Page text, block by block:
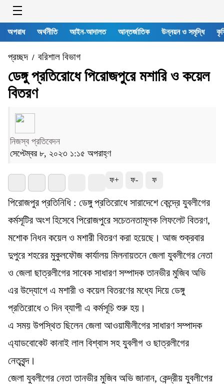
অপরাধ অর্থনীতি আইন-আদালত আন্তর্জাতিক উন্নয়ন ও সমৃদ্ধি
প্রচ্ছদ/ বরিশাল বিভাগ
ডেঙ্গু প্রতিরোধে পিরোজপুরে মশারি ও কয়েল
বিতরণ
নিজস্ব প্রতিবেদন
সেপ্টেম্বর ৮, ২০২৩ ১:১৫ অপরাহ্ণ
ফ+ ফ- ফ
পিরোজপুর প্রতিনিধি : ডেঙ্গু প্রতিরোধে সারাদেশে কেন্দ্রে যুবলীগের
কর্মসূটির অংশ হিসেবে পিরোজপুরে সচেতনতামূলক লিফলেট বিতরণ,
মশোক নিধন কয়েল ও মশারী বিতরণ করা হয়েছে। আজ শুক্রবার
দুপুরে শহরের মুকুলফৌজ কার্যালয় মিলনায়তনে জেলা যুবলীগের নেতা
ও জেলা ছাত্রলীগের সাবেক সাধারণ সম্পাদক তানভীর মুজিব অভি
এর উদ্যোগে এ মশারী ও কয়েল বিতরণের মধ্যে দিয়ে ডেঙ্গু
প্রতিরোধে ৩ দিন ব্যাপী এ কর্মসূচি শুরু হয়।
এ সময় উপস্থিত ছিলেন জেলা আওয়ামীলীগের সাধারণ সম্পাদক
এ্যাডবোকেট কানাই লাল বিশ্বাস সহ যুবলীগ ও ছাত্রলীগের
নেতৃবৃন্দ।
জেলা যুবলীগের নেতা তানভীর মুজিব অভি জানান, কেন্দ্রীয় যুবলীগের